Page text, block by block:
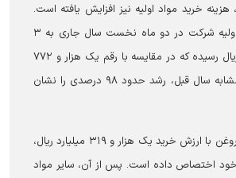
هزینه خرید مواد اولیه نیز افزایش یافته است.
مجموع خرید مواد اولیه شرکت در دو ماه نخست سال جاری به ۳
هزار و ۵۰۸ میلیارد ریال رسیده که در مقایسه با رقم یک هزار و ۷۷۲
میلیارد ریالی مدت مشابه سال قبل، رشد حدود ۹۸ درصدی را نشان
در میان مواد اولیه، روغن با ارزش خرید یک هزار و ۳۱۹ میلیارد ریال،
اختصاص داده است. پس از آن، سایر مواد